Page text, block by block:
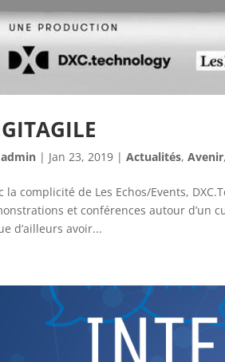
admin | Jan 23, 2019 |Actualités,Avenir
la complicité de Les Echos/Events,
et conférences autour d’un
d’ailleurs avoir...